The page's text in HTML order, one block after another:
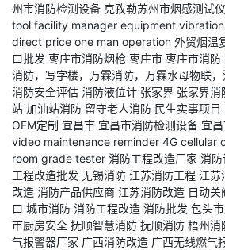
州市消防检测设备 克孜勒苏州市烟感测试仪
tool facility manager equipment
direct price one man operation 外贸烟温
口批发 枣庄市消防烟枪 枣庄市 枣庄市消防
消防，写字楼，万霖消防，万霖水母物联，
消防安全评估 消防液位计 张家界 张家界消
站 加油站消防 留守老人消防 民生实事项目
OEM定制 宜昌市 宜昌市消防检测设备 宜
video maintenance reminder 4G cellular
room grade tester 消防工程改造厂家 消防
工程改造批发 无锡消防 江苏消防工程 江苏
改造 消防产品供应商 江苏消防改造 自动关
口 城市消防 消防工程改造 消防批发 包头
市厨房安全 抚顺智慧消防 抚顺消防 梧州消
气报警器厂家 广西消防改造 广西无线燃气